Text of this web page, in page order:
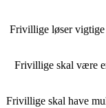
Frivillige løser vigtige
Frivillige skal være
Frivillige skal have